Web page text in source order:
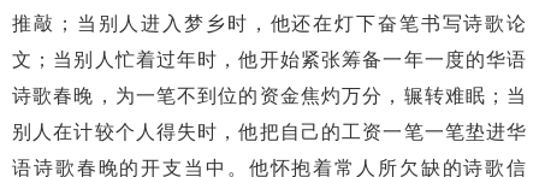
推敲；当别人进入梦乡时，他还在灯下奋笔书写诗歌论
文；当别人忙着过年时，他开始紧张筹备一年一度的华语
诗歌春晚，为一笔不到位的资金焦灼万分，辗转难眠；当
别人在计较个人得失时，他把自己的工资一笔一笔垫进华
语诗歌春晚的开支当中。他怀抱着常人所欠缺的诗歌信